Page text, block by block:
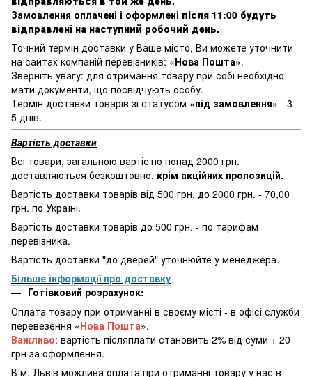
Замовлення оплачені і оформлені після 11:00 будуть
відправлені на наступний робочий день.
Точний термін доставки у Ваше місто, Ви можете уточнити
на сайтах компаній перевізників: «Нова Пошта».
Зверніть увагу: для отримання товару при собі необхідно
мати документи, що посвідчують особу.
Термін доставки товарів зі статусом «під замовлення» - 3-
5 днів.
Вартість доставки
Всі товари, загальною вартістю понад 2000 грн.
доставляються безкоштовно, крім акційних пропозицій.
Вартість доставки товарів від 500 грн. до 2000 грн. - 70,00
грн. по Україні.
Вартість доставки товарів до 500 грн. - по тарифам
перевізника.
Вартість доставки "до дверей" уточнюйте у менеджера.
Більше інформації про доставку
Готівковий розрахунок:
Оплата товару при отриманні в своєму місті - в офісі служби
перевезення «Нова Пошта».
Важливо: вартість післяплати становить 2% від суми + 20
грн за оформлення.
В м. Львів можлива оплата при отриманні товару у нас в